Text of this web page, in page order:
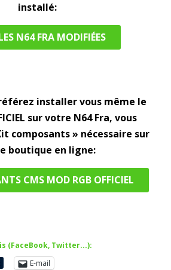
installé:
N64 FRA MODIFIÉES
installer vous même le
sur votre N64 Fra, vous
composants » nécessaire sur
boutique en ligne:
CMS MOD RGB OFFICIEL
(FaceBook, Twitter...):
E-mail